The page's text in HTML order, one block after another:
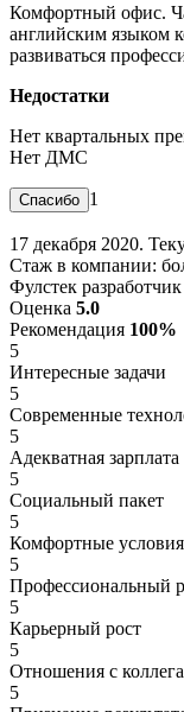
Комфортный офис.
английским языком
развиваться
Недостатки
Нет квартальных
Нет ДМС
1
17 декабря 2020.
Стаж в компании:
Фулстек разработчик
Оценка 5.0
Рекомендация 100%
5
Интересные задачи
5
Современные
5
Адекватная зарплата
5
Социальный пакет
5
Комфортные условия
5
Профессиональный
5
Карьерный рост
5
Отношения с
5